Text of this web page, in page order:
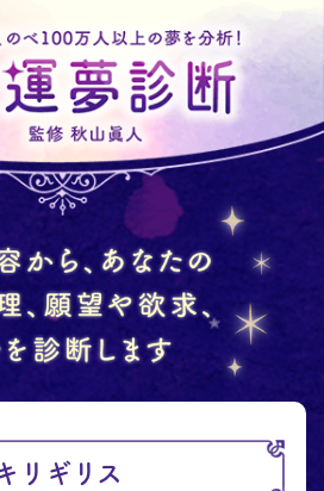
リギリス